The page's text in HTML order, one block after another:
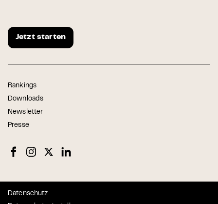
Jetzt starten
Rankings
Downloads
Newsletter
Presse
Datenschutz